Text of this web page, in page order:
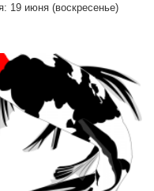
19 июня (воскресенье)